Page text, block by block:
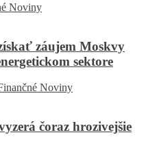
Noviny
záujem Moskvy
sektore
Noviny
čoraz hrozivejšie